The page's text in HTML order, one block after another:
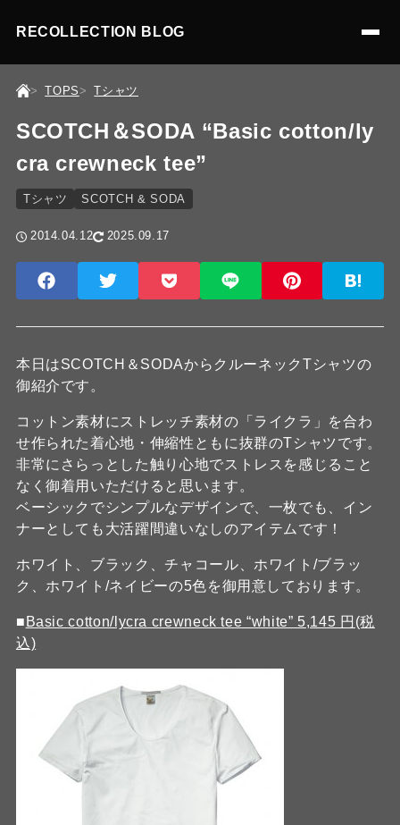
RECOLLECTION BLOG
TOPS Tシャツ
SCOTCH＆SODA “Basic cotton/ly
cra crewneck tee”
Tシャツ SCOTCH & SODA
2014.04.12 2025.09.17
本日はSCOTCH＆SODAからクルーネックTシャツの
御紹介です。
コットン素材にストレッチ素材の「ライクラ」を合わ
せ作られた着心地・伸縮性ともに抜群のTシャツです。
非常にさらっとした触り心地でストレスを感じること
なく御着用いただけると思います。
ベーシックでシンプルなデザインで、一枚でも、イン
ナーとしても大活躍間違いなしのアイテムです！
ホワイト、ブラック、チャコール、ホワイト/ブラッ
ク、ホワイト/ネイビーの5色を御用意しております。
■ Basic cotton/lycra crewneck tee “white” 5,145 円(税
込)